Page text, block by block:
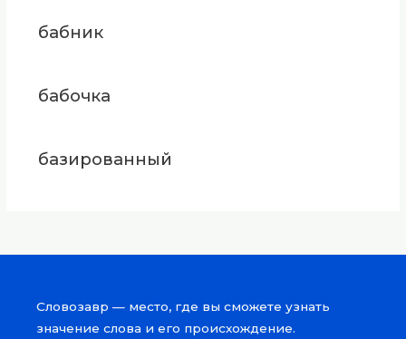
бабник
бабочка
базированный
Словозавр — место, где вы сможете узнать
значение слова и его происхождение.